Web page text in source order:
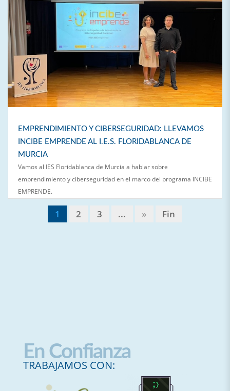
EMPRENDIMIENTO Y CIBERSEGURIDAD: LLEVAMOS
INCIBE EMPRENDE AL I.E.S. FLORIDABLANCA DE
MURCIA
Vamos al IES Floridablanca de Murcia a hablar sobre
emprendimiento y ciberseguridad en el marco del programa INCIBE
EMPRENDE.
1 2 3 ... » Fin
En Confianza
TRABAJAMOS CON: